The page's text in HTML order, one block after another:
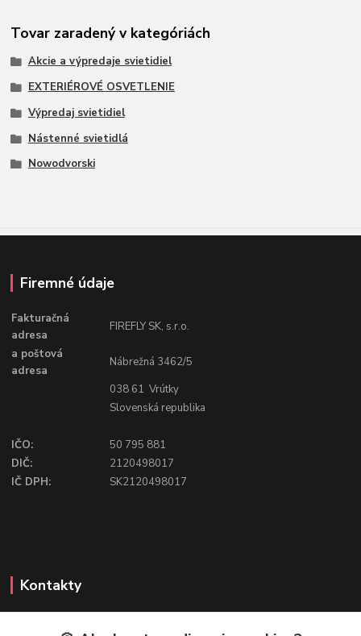
Tovar zaradený v kategóriách
Akcie a výpredaje svietidiel
EXTERIÉROVÉ OSVETLENIE
Výpredaj svietidiel
Nástenné svietidlá
Nowodvorski
Firemné údaje
Fakturačná
adresa
FIREFLY SK, s.r.o.
a poštová
adresa
Nábrežná 3462/5
038 61 Vrútky
Slovenská republika
IČO:
50 795 881
DIČ:
2120498017
IČ DPH:
SK2120498017
Kontakty